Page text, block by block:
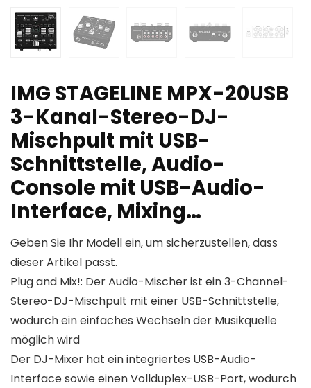
IMG STAGELINE MPX-20USB
3-Kanal-Stereo-DJ-
Mischpult mit USB-
Schnittstelle, Audio-
Console mit USB-Audio-
Interface, Mixing…
Geben Sie Ihr Modell ein, um sicherzustellen, dass
dieser Artikel passt.
Plug and Mix!: Der Audio-Mischer ist ein 3-Channel-
Stereo-DJ-Mischpult mit einer USB-Schnittstelle,
wodurch ein einfaches Wechseln der Musikquelle
möglich wird
Der DJ-Mixer hat ein integriertes USB-Audio-
Interface sowie einen Vollduplex-USB-Port, wodurch